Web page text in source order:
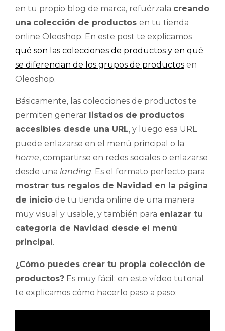
en tu propio blog de marca, refuérzala creando
una colección de productos en tu tienda
online Oleoshop. En este post te explicamos
qué son las colecciones de productos y en qué
se diferencian de los grupos de productos en
Oleoshop.
Básicamente, las colecciones de productos te
permiten generar listados de productos
accesibles desde una URL, y luego esa URL
puede enlazarse en el menú principal o la
home, compartirse en redes sociales o enlazarse
desde una landing. Es el formato perfecto para
mostrar tus regalos de Navidad en la página
de inicio de tu tienda online de una manera
muy visual y usable, y también para enlazar tu
categoría de Navidad desde el menú
principal .
¿Cómo puedes crear tu propia colección de
productos? Es muy fácil: en este vídeo tutorial
te explicamos cómo hacerlo paso a paso: